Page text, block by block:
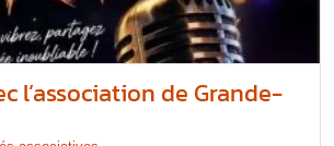
l’association de Grande-